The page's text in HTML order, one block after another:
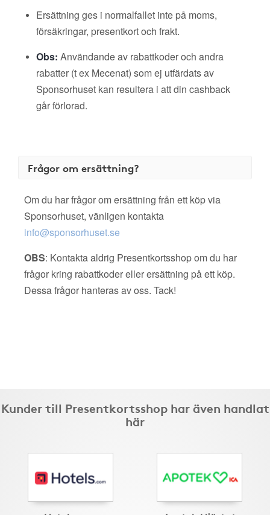
Ersättning ges i normalfallet inte på moms,
försäkringar, presentkort och frakt.
Obs: Användande av rabattkoder och andra
rabatter (t ex Mecenat) som ej utfärdats av
Sponsorhuset kan resultera i att din cashback
går förlorad.
Frågor om ersättning?
Om du har frågor om ersättning från ett köp via
Sponsorhuset, vänligen kontakta
info@sponsorhuset.se
OBS: Kontakta aldrig Presentkortsshop om du har
frågor kring rabattkoder eller ersättning på ett köp.
Dessa frågor hanteras av oss. Tack!
Kunder till Presentkortsshop har även handlat
här